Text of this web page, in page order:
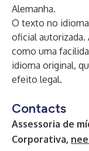
Alemanha.
O texto no
oficial autorizada.
como uma
idioma original,
efeito legal.
Contacts
Assessoria de
Corporativa,